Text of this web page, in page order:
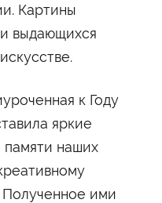
Картины
выдающихся
к Году
яркие
памяти наших
Полученное ими